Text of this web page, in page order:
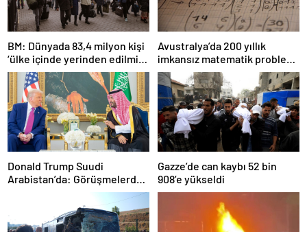
BM: Dünyada 83,4 milyon kişi
‘ülke içinde yerinden edilmiş’
olarak yaşıyor
Avustralya’da 200 yıllık
imkansız matematik problemi
çözüldü
Donald Trump Suudi
Arabistan’da: Görüşmelerde
Gazze’de can kaybı 52 bin
908’e yükseldi